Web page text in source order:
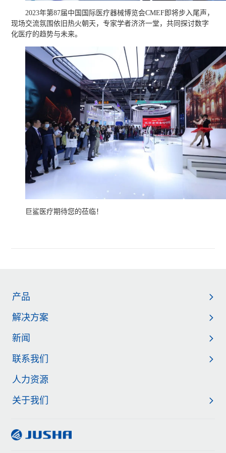
2023年第87届中国国际医疗器械博览会CMEF即将步入尾声，
现场交流氛围依旧热火朝天，专家学者济济一堂，共同探讨数字
化医疗的趋势与未来。
巨鲨医疗期待您的莅临！
产品
解决方案
新闻
联系我们
人力资源
关于我们